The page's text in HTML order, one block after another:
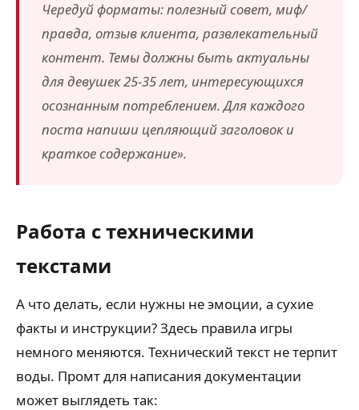
Чередуй форматы: полезный совет, миф/
правда, отзыв клиента, развлекательный
контент. Темы должны быть актуальны
для девушек 25-35 лет, интересующихся
осознанным потреблением. Для каждого
поста напиши цепляющий заголовок и
краткое содержание».
Работа с техническими
текстами
А что делать, если нужны не эмоции, а сухие
факты и инструкции? Здесь правила игры
немного меняются. Технический текст не терпит
воды. Промт для написания документации
может выглядеть так: